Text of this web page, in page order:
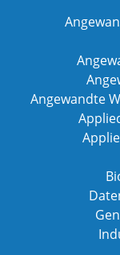
Angewandte